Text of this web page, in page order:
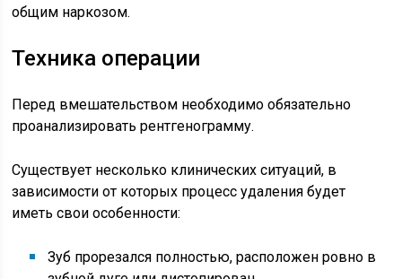
общим наркозом.
Техника операции
Перед вмешательством необходимо обязательно
проанализировать рентгенограмму.
Существует несколько клинических ситуаций, в
зависимости от которых процесс удаления будет
иметь свои особенности:
Зуб прорезался полностью, расположен ровно в